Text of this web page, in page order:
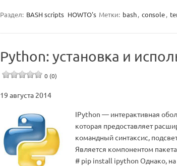
Раздел: BASH scripts HOWTO's Метки: bash, console,
Python: установка и
0 (0)
19 августа 2014
IPython — интерактивная
которая предоставляет
командный синтаксис,
Является компонентом
# pip install ipython Однако, на